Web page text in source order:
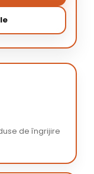
de îngrijire